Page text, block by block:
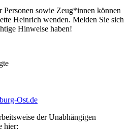
sowie Zeug*innen können
Heinrich wenden. Melden Sie sich
Hinweise haben!
Ost.de
der Unabhängigen
hier: